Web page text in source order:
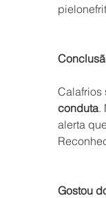
Calafrios
conduta.
alerta
Gostou